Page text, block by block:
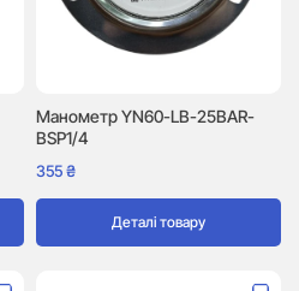
Манометр YN60-LB-25BAR-
BSP1/4
355₴
Деталі товару